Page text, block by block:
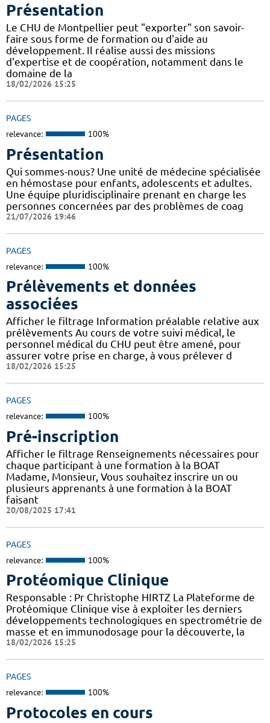
Présentation
Le CHU de Montpellier peut "exporter" son savoir-
faire sous forme de formation ou d'aide au
développement. Il réalise aussi des missions
d'expertise et de coopération, notamment dans le
domaine de la
18/02/2026 15:25
PAGES
relevance: 100%
Présentation
Qui sommes-nous? Une unité de médecine spécialisée
en hémostase pour enfants, adolescents et adultes.
Une équipe pluridisciplinaire prenant en charge les
personnes concernées par des problèmes de coag
21/07/2026 19:46
PAGES
relevance: 100%
Prélèvements et données
associées
Afficher le filtrage Information préalable relative aux
prélèvements Au cours de votre suivi médical, le
personnel médical du CHU peut être amené, pour
assurer votre prise en charge, à vous prélever d
18/02/2026 15:25
PAGES
relevance: 100%
Pré-inscription
Afficher le filtrage Renseignements nécessaires pour
chaque participant à une formation à la BOAT
Madame, Monsieur, Vous souhaitez inscrire un ou
plusieurs apprenants à une formation à la BOAT
faisant
20/08/2025 17:41
PAGES
relevance: 100%
Protéomique Clinique
Responsable : Pr Christophe HIRTZ La Plateforme de
Protéomique Clinique vise à exploiter les derniers
développements technologiques en spectrométrie de
masse et en immunodosage pour la découverte, la
18/02/2026 15:25
PAGES
relevance: 100%
Protocoles en cours